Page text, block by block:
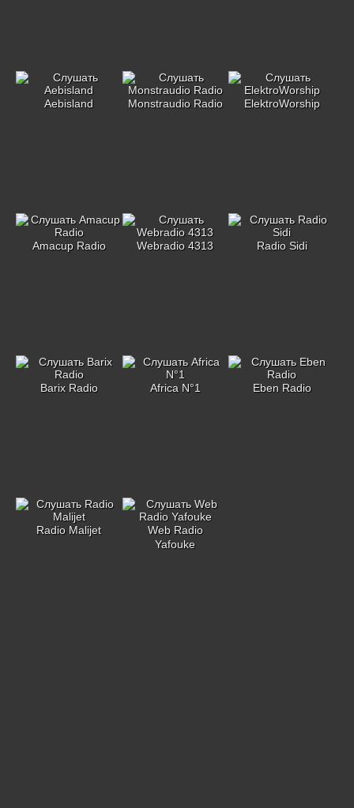
Aebisland Monstraudio Radio ElektroWorship
Amacup Radio Webradio 4313 Radio Sidi
Barix Radio Africa N°1 Eben Radio
Radio Malijet
Web Radio
Yafouke